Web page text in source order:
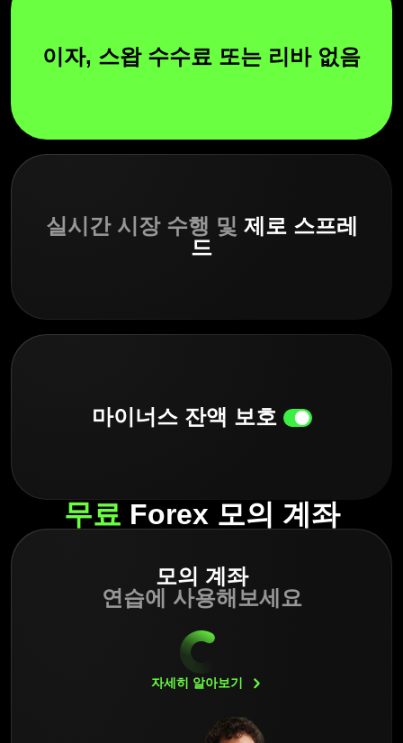
이자, 스왑 수수료 또는 리바 없음
실시간 시장 수행 및 제로 스프레
드
마이너스 잔액 보호
무료 Forex 모의 계좌
모의 계좌
연습에 사용해보세요
자세히 알아보기